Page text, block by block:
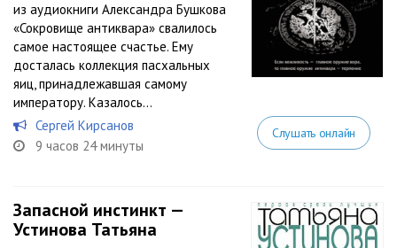
из аудиокниги Александра Бушкова
«Сокровище антиквара» свалилось
самое настоящее счастье. Ему
досталась коллекция пасхальных
яиц, принадлежавшая самому
императору. Казалось...
Сергей Кирсанов
9 часов 24 минуты
Слушать онлайн
Запасной инстинкт —
Устинова Татьяна